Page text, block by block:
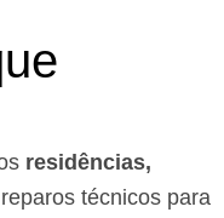
residências,
técnicos para